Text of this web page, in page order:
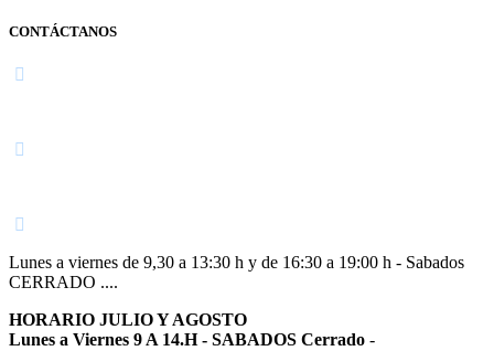
CONTÁCTANOS
Lunes a viernes de 9,30 a 13:30 h y de 16:30 a 19:00 h - Sabados
CERRADO ....
HORARIO JULIO Y AGOSTO
Lunes a Viernes 9 A 14.H - SABADOS Cerrado -